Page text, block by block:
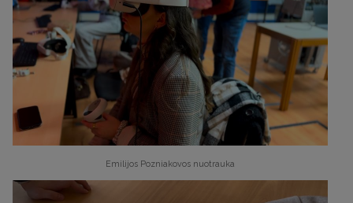
Emilijos Pozniakovos nuotrauka